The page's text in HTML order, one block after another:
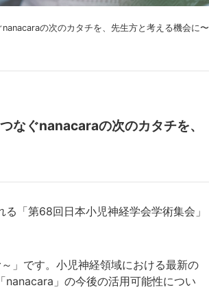
の次のカタチを、先生方と考える機会に〜
なぐnanacaraの次のカタチを、
「第68回日本小児神経学会学術集会」
」です。小児神経領域における最新の
nanacara」の今後の活用可能性につい